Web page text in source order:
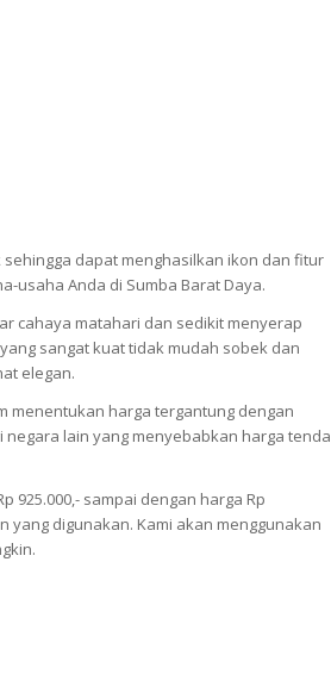
dapat menghasilkan ikon dan fitur
usaha Anda di Sumba Barat Daya.
cahaya matahari dan sedikit menyerap
sangat kuat tidak mudah sobek dan
elegan.
menentukan harga tergantung dengan
lain yang menyebabkan harga tenda
925.000,- sampai dengan harga Rp
yang digunakan. Kami akan menggunakan